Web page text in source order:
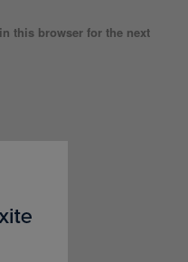
this browser for the next